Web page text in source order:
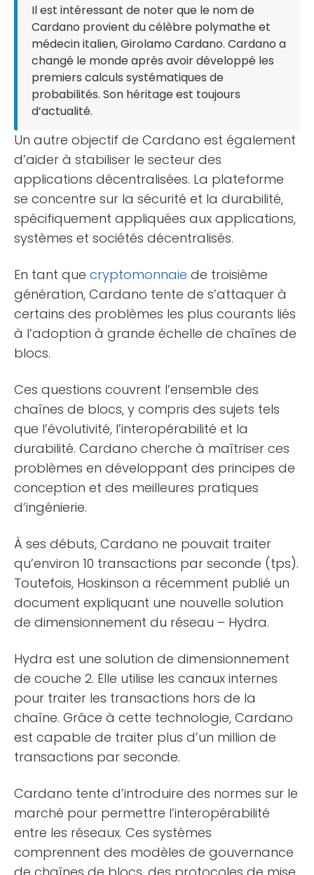
Il est intéressant de noter que le nom de
Cardano provient du célèbre polymathe et
médecin italien, Girolamo Cardano. Cardano a
changé le monde après avoir développé les
premiers calculs systématiques de
probabilités. Son héritage est toujours
d’actualité.
Un autre objectif de Cardano est également
d’aider à stabiliser le secteur des
applications décentralisées. La plateforme
se concentre sur la sécurité et la durabilité,
spécifiquement appliquées aux applications,
systèmes et sociétés décentralisés.
En tant que cryptomonnaie de troisième
génération, Cardano tente de s’attaquer à
certains des problèmes les plus courants liés
à l’adoption à grande échelle de chaînes de
blocs.
Ces questions couvrent l’ensemble des
chaînes de blocs, y compris des sujets tels
que l’évolutivité, l’interopérabilité et la
durabilité. Cardano cherche à maîtriser ces
problèmes en développant des principes de
conception et des meilleures pratiques
d’ingénierie.
À ses débuts, Cardano ne pouvait traiter
qu’environ 10 transactions par seconde (tps).
Toutefois, Hoskinson a récemment publié un
document expliquant une nouvelle solution
de dimensionnement du réseau – Hydra.
Hydra est une solution de dimensionnement
de couche 2. Elle utilise les canaux internes
pour traiter les transactions hors de la
chaîne. Grâce à cette technologie, Cardano
est capable de traiter plus d’un million de
transactions par seconde.
Cardano tente d’introduire des normes sur le
marché pour permettre l’interopérabilité
entre les réseaux. Ces systèmes
comprennent des modèles de gouvernance